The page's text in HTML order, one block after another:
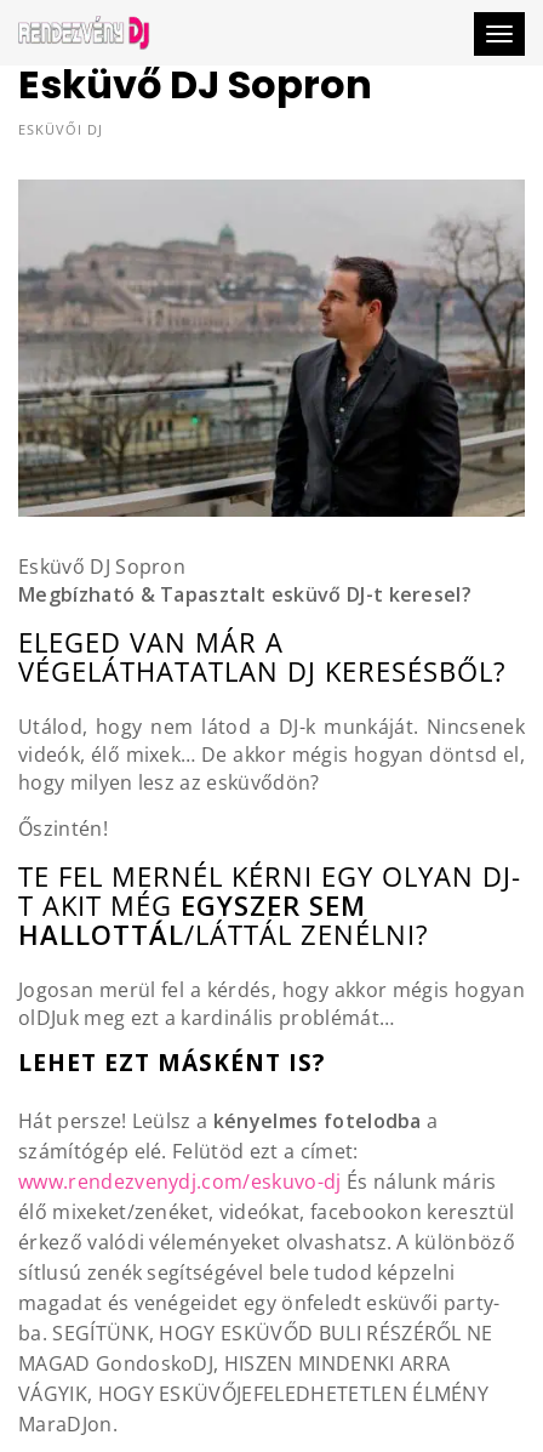
Esküvő DJ Sopron
ESKÜVŐI DJ
Esküvő DJ Sopron
Megbízható & Tapasztalt esküvő DJ-t keresel?
ELEGED VAN MÁR A
VÉGELÁTHATATLAN DJ KERESÉSBŐL?
Utálod, hogy nem látod a DJ-k munkáját. Nincsenek
videók, élő mixek… De akkor mégis hogyan döntsd el,
hogy milyen lesz az esküvődön?
Őszintén!
TE FEL MERNÉL KÉRNI EGY OLYAN DJ-
T AKIT MÉG EGYSZER SEM
HALLOTTÁL/LÁTTÁL ZENÉLNI?
Jogosan merül fel a kérdés, hogy akkor mégis hogyan
olDJuk meg ezt a kardinális problémát…
LEHET EZT MÁSKÉNT IS?
Hát persze! Leülsz a kényelmes fotelodba a
számítógép elé. Felütöd ezt a címet:
www.rendezvenydj.com/eskuvo-dj És nálunk máris
élő mixeket/zenéket, videókat, facebookon keresztül
érkező valódi véleményeket olvashatsz. A különböző
sítlusú zenék segítségével bele tudod képzelni
magadat és venégeidet egy önfeledt esküvői party-
ba. SEGÍTÜNK, HOGY ESKÜVŐD BULI RÉSZÉRŐL NE
MAGAD GondoskoDJ, HISZEN MINDENKI ARRA
VÁGYIK, HOGY ESKÜVŐJEFELEDHETETLEN ÉLMÉNY
MaraDJon.